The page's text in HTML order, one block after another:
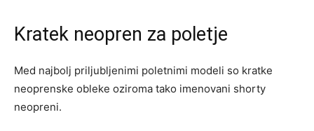
Kratek neopren za poletje
Med najbolj priljubljenimi poletnimi modeli so kratke
neoprenske obleke oziroma tako imenovani shorty
neopreni.